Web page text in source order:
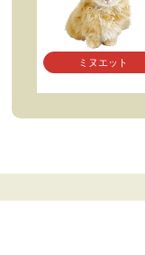
ミヌエット